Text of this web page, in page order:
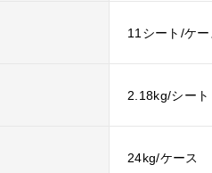
11シート/ケ
2.18kg/シート
24kg/ケース